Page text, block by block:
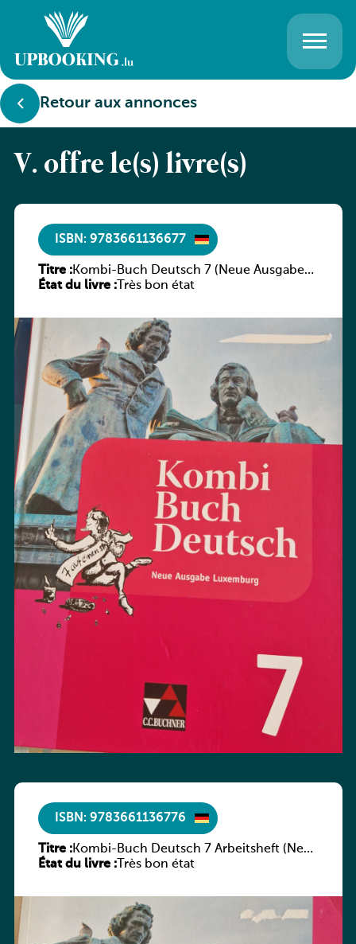
Retour aux annonces
V. offre le(s) livre(s)
ISBN: 9783661136677
Titre :Kombi-Buch Deutsch 7 (Neue Ausgabe
Luxemburg)
État du livre :Très bon état
ISBN: 9783661136776
Titre :Kombi-Buch Deutsch 7 Arbeitsheft (Neue
Ausgabe Luxemburg)
État du livre :Très bon état